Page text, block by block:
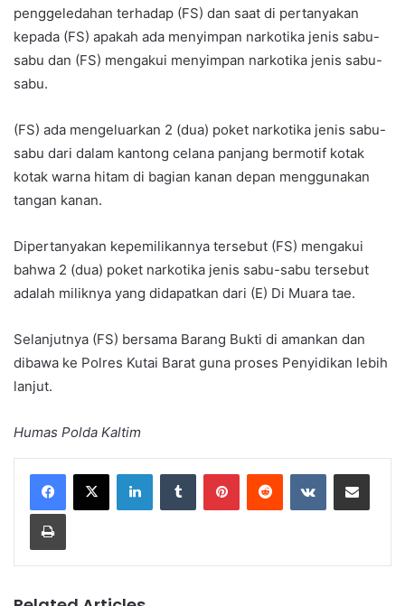
penggeledahan terhadap (FS) dan saat di pertanyakan
kepada (FS) apakah ada menyimpan narkotika jenis sabu-
sabu dan (FS) mengakui menyimpan narkotika jenis sabu-
sabu.
(FS) ada mengeluarkan 2 (dua) poket narkotika jenis sabu-
sabu dari dalam kantong celana panjang bermotif kotak
kotak warna hitam di bagian kanan depan menggunakan
tangan kanan.
Dipertanyakan kepemilikannya tersebut (FS) mengakui
bahwa 2 (dua) poket narkotika jenis sabu-sabu tersebut
adalah miliknya yang didapatkan dari (E) Di Muara tae.
Selanjutnya (FS) bersama Barang Bukti di amankan dan
dibawa ke Polres Kutai Barat guna proses Penyidikan lebih
lanjut.
Humas Polda Kaltim
LinkedInTumblr PinterestReddit VKontakteShare via Email
Print